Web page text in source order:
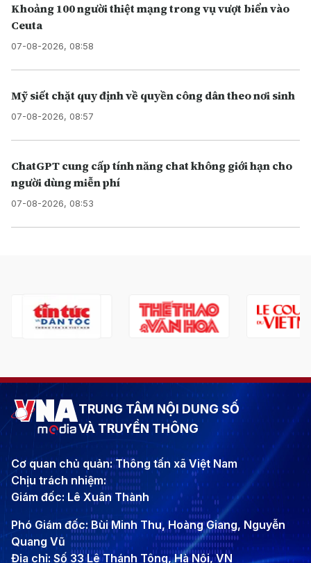
Khoảng 100 người thiệt mạng trong vụ vượt biển vào
Ceuta
07-08-2026, 08:58
Mỹ siết chặt quy định về quyền công dân theo nơi sinh
07-08-2026, 08:57
ChatGPT cung cấp tính năng chat không giới hạn cho
người dùng miễn phí
07-08-2026, 08:53
TRUNG TÂM NỘI DUNG SỐ
VÀ TRUYỀN THÔNG
Cơ quan chủ quản: Thông tấn xã Việt Nam
Chịu trách nhiệm:
Giám đốc: Lê Xuân Thành
Phó Giám đốc: Bùi Minh Thu, Hoàng Giang, Nguyễn
Quang Vũ
Địa chỉ: Số 33 Lê Thánh Tông, Hà Nội, VN